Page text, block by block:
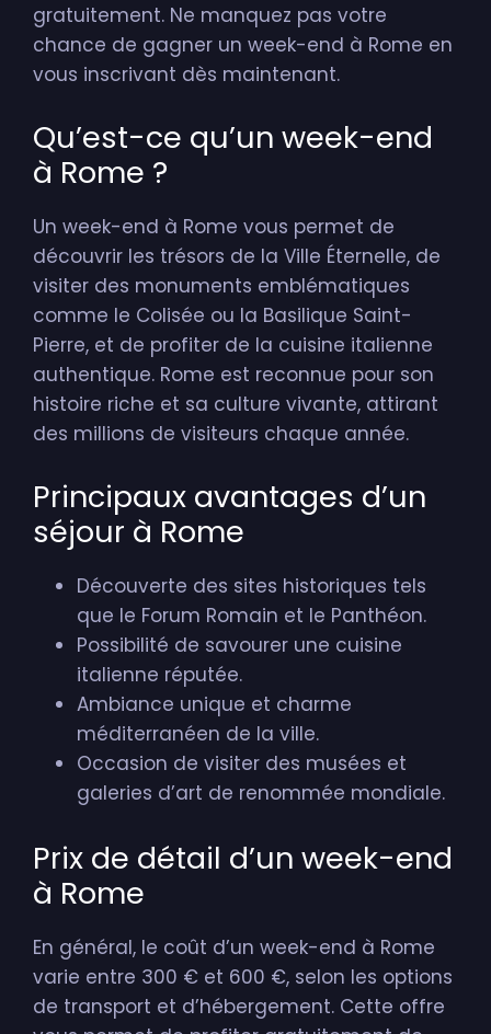
gratuitement. Ne manquez pas votre
chance de gagner un week-end à Rome en
vous inscrivant dès maintenant.
Qu’est-ce qu’un week-end
à Rome ?
Un week-end à Rome vous permet de
découvrir les trésors de la Ville Éternelle, de
visiter des monuments emblématiques
comme le Colisée ou la Basilique Saint-
Pierre, et de profiter de la cuisine italienne
authentique. Rome est reconnue pour son
histoire riche et sa culture vivante, attirant
des millions de visiteurs chaque année.
Principaux avantages d’un
séjour à Rome
Découverte des sites historiques tels
que le Forum Romain et le Panthéon.
Possibilité de savourer une cuisine
italienne réputée.
Ambiance unique et charme
méditerranéen de la ville.
Occasion de visiter des musées et
galeries d’art de renommée mondiale.
Prix de détail d’un week-end
à Rome
En général, le coût d’un week-end à Rome
varie entre 300 € et 600 €, selon les options
de transport et d’hébergement. Cette offre